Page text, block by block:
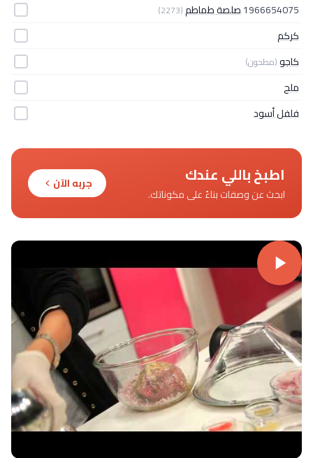
1966654075صلصة طماطم(2273)
كركم
كاجو(مطحون)
ملح
فلفل أسود
اطبخ باللي عندك
ابحث عن وصفات بناءً على مكوناتك.
جربه الآن